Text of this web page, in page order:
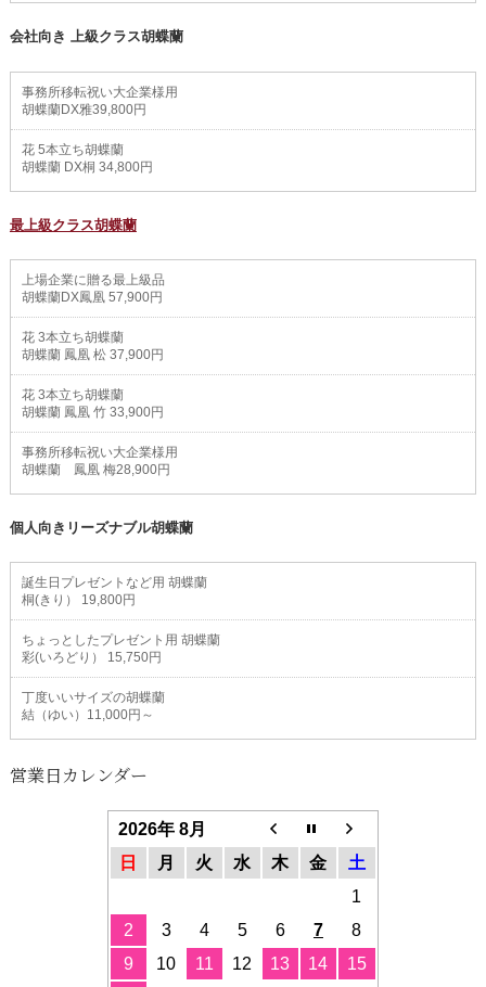
会社向き 上級クラス胡蝶蘭
事務所移転祝い大企業様用
胡蝶蘭DX雅39,800円
花 5本立ち胡蝶蘭
胡蝶蘭 DX桐 34,800円
最上級クラス胡蝶蘭
上場企業に贈る最上級品
胡蝶蘭DX鳳凰 57,900円
花 3本立ち胡蝶蘭
胡蝶蘭 鳳凰 松 37,900円
花 3本立ち胡蝶蘭
胡蝶蘭 鳳凰 竹 33,900円
事務所移転祝い大企業様用
胡蝶蘭 鳳凰 梅28,900円
個人向きリーズナブル胡蝶蘭
誕生日プレゼントなど用 胡蝶蘭
桐(きり） 19,800円
ちょっとしたプレゼント用 胡蝶蘭
彩(いろどり） 15,750円
丁度いいサイズの胡蝶蘭
結（ゆい）11,000円～
営業日カレンダー
2026年 8月
日
月 火 水 木 金
土
1
2
3 4 5 6 7
8
9
10 11 12 13 14 15